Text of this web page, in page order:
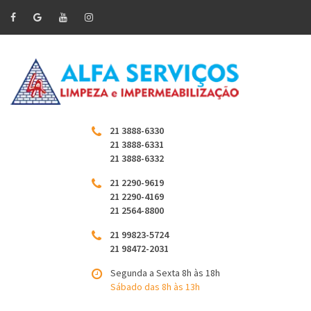
21 3888-6330
21 3888-6331
21 3888-6332
21 2290-9619
21 2290-4169
21 2564-8800
21 99823-5724
21 98472-2031
Segunda a Sexta 8h às 18h
Sábado das 8h às 13h